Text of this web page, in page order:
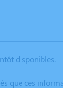
disponibles.
que ces